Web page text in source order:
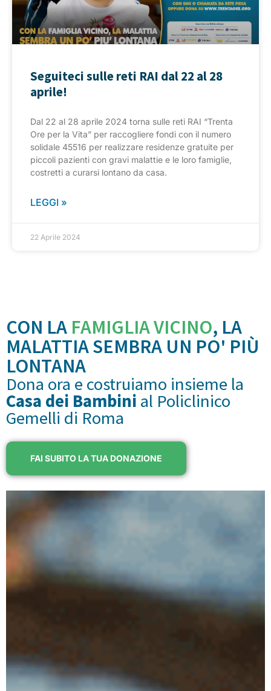
Seguiteci sulle reti RAI dal 22 al 28
aprile!
Dal 22 al 28 aprile 2024 torna sulle reti RAI “Trenta
Ore per la Vita” per raccogliere fondi con il numero
solidale 45516 per realizzare residenze gratuite per
piccoli pazienti con gravi malattie e le loro famiglie,
costretti a curarsi lontano da casa.
LEGGI »
22 Aprile 2024
CON LA FAMIGLIA VICINO, LA
MALATTIA SEMBRA UN PO' PIÙ
LONTANA
Dona ora e costruiamo insieme la
Casa dei Bambini al Policlinico
Gemelli di Roma
FAI SUBITO LA TUA DONAZIONE